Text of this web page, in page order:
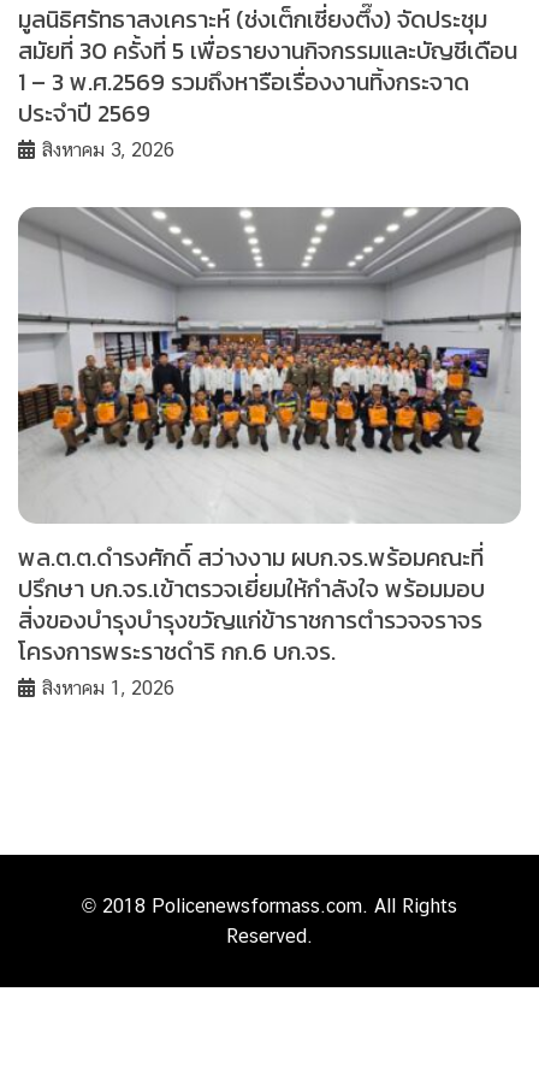
มูลนิธิศรัทธาสงเคราะห์ (ช่งเต็กเซี่ยงตึ๊ง) จัดประชุม
สมัยที่ 30 ครั้งที่ 5 เพื่อรายงานกิจกรรมและบัญชีเดือน
1 – 3 พ.ศ.2569 รวมถึงหารือเรื่องงานทิ้งกระจาด
ประจำปี 2569
สิงหาคม 3, 2026
พล.ต.ต.ดำรงศักดิ์ สว่างงาม ผบก.จร.พร้อมคณะที่
ปรึกษา บก.จร.เข้าตรวจเยี่ยมให้กำลังใจ พร้อมมอบ
สิ่งของบำรุงบำรุงขวัญแก่ข้าราชการตำรวจจราจร
โครงการพระราชดำริ กก.6 บก.จร.
สิงหาคม 1, 2026
© 2018 Policenewsformass.com. All Rights
Reserved.